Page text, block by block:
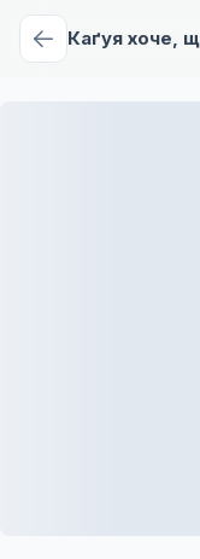
Каґуя хоче,